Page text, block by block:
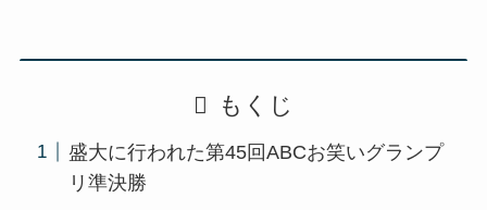
もくじ
盛大に行われた第45回ABCお笑いグランプ
リ準決勝